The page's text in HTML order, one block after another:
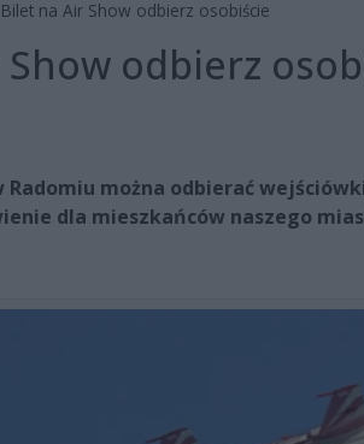
Bilet na Air Show odbierz osobiście
odbierz
Radomiu można odbierać
dla mieszkańców naszego